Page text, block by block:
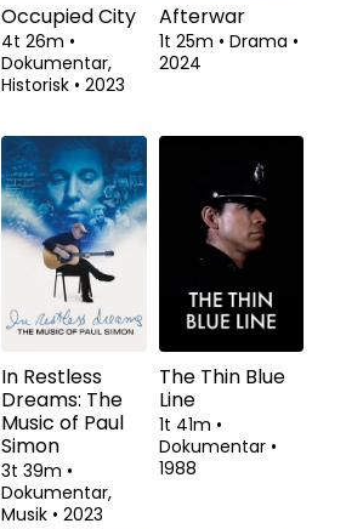
Occupied City
4t 26m •
Dokumentar,
Historisk • 2023
Afterwar
1t 25m • Drama •
2024
In Restless
Dreams: The
Music of Paul
Simon
3t 39m •
Dokumentar,
Musik • 2023
The Thin Blue
Line
1t 41m •
Dokumentar •
1988